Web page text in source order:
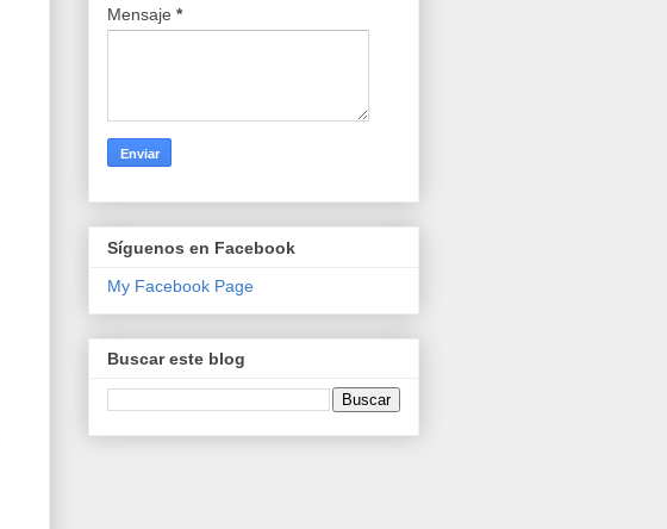
Mensaje *
Síguenos en Facebook
My Facebook Page
Buscar este blog